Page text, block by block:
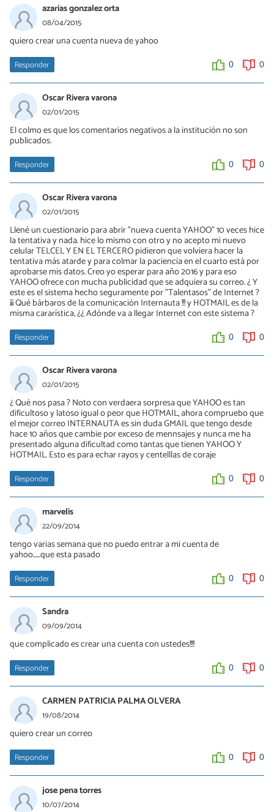
azarias gonzalez orta
08/04/2015
quiero crear una cuenta nueva de yahoo
Responder 0 0
Oscar Rivera varona
02/01/2015
El colmo es que los comentarios negativos a la institución no son
publicados.
Responder 0 0
Oscar Rivera varona
02/01/2015
Llené un cuestionario para abrir "nueva cuenta YAHOO" 10 veces hice
la tentativa y nada. hice lo mismo con otro y no acepto mi nuevo
celular TELCEL Y EN EL TERCERO pidieron que volviera hacer la
tentativa más atarde y para colmar la paciencia en el cuarto está por
aprobarse mis datos. Creo yo esperar para año 2016 y para eso
YAHOO ofrece con mucha publicidad que se adquiera su correo. ¿ Y
este es el sistema hecho seguramente por "Talentasos" de Internet ?
¡¡¡ Qué bárbaros de la comunicación Internauta !!! y HOTMAIL es de la
misma cararística, ¿¿ Adónde va a llegar Internet con este sistema ?
Responder 0 0
Oscar Rivera varona
02/01/2015
¿ Qué nos pasa ? Noto con verdaera sorpresa que YAHOO es tan
dificultoso y latoso igual o peor que HOTMAIL, ahora compruebo que
el mejor correo INTERNAUTA es sin duda GMAIL que tengo desde
hace 10 años que cambie por exceso de mennsajes y nunca me ha
presentado alguna dificultad como tantas que tienen YAHOO Y
HOTMAIL. Esto es para echar rayos y centelllas de coraje
Responder 0 0
marvelis
22/09/2014
tengo varias semana que no puedo entrar a mi cuenta de
yahoo......que esta pasado
Responder 0 0
Sandra
09/09/2014
que complicado es crear una cuenta con ustedes!!!!
Responder 0 0
CARMEN PATRICIA PALMA OLVERA
19/08/2014
quiero crear un correo
Responder 0 0
jose pena torres
10/07/2014